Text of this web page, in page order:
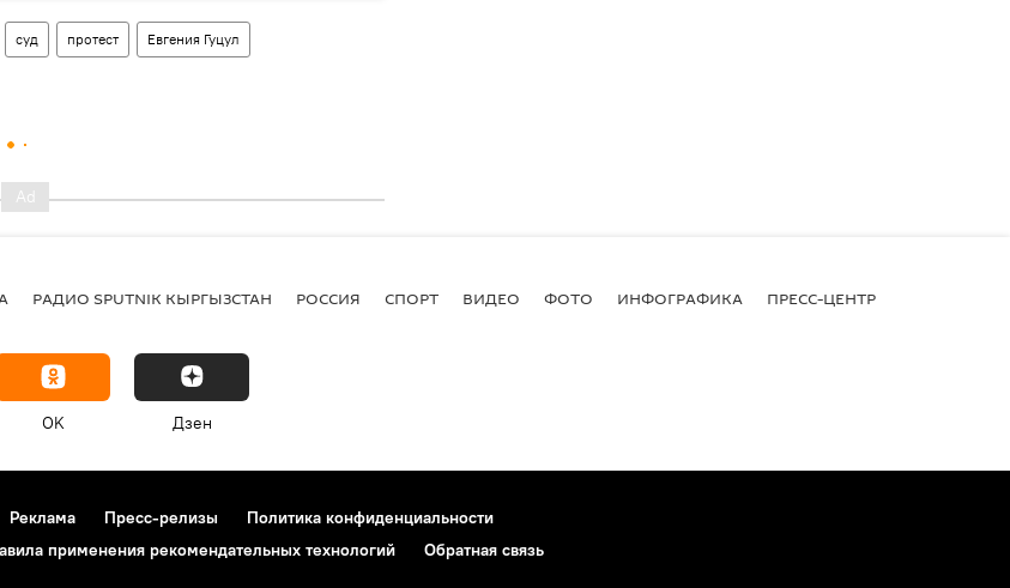
суд протест Евгения Гуцул
РАДИО SPUTNIK КЫРГЫЗСТАН РОССИЯ СПОРТ ВИДЕО ФОТО ИНФОГРАФИКА ПРЕСС-ЦЕНТР
OK Дзен
Реклама Пресс-релизы
Политика конфиденциальности
применения рекомендательных технологий Обратная связь